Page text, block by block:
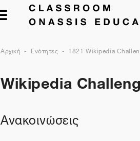
Αρχική Ενότητες 1821 Wikipedia
Wikipedia
Ανακοινώσεις